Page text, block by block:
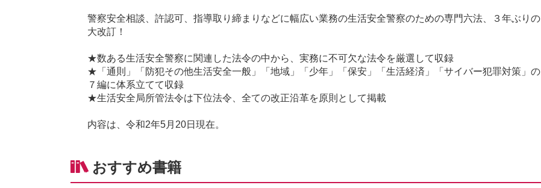
警察安全相談、許認可、指導取り締まりなどに幅広い業務の生活安全警察のための専門六法、３年ぶりの
大改訂！
★数ある生活安全警察に関連した法令の中から、実務に不可欠な法令を厳選して収録
★「通則」「防犯その他生活安全一般」「地域」「少年」「保安」「生活経済」「サイバー犯罪対策」の
７編に体系立てて収録
★生活安全局所管法令は下位法令、全ての改正沿革を原則として掲載
内容は、令和2年5月20日現在。
おすすめ書籍